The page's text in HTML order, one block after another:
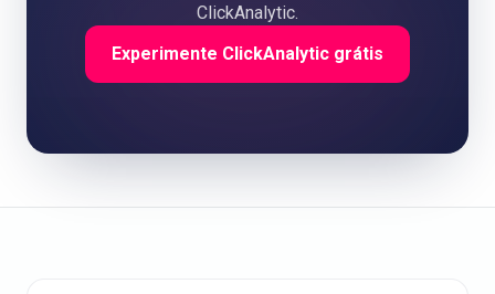
ClickAnalytic.
Experimente ClickAnalytic grátis